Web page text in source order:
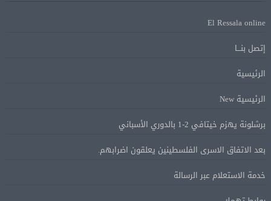
«Aucune négociation ne peut être bonne avec
spécialiste en droit commercial
إلى 6,4%
وزير الخارجية يبحث هاتفياً مع نظيره العراقي التطورات
الإقليمية
El Ressala online
إتصل بنـــا
الرئيسية
الرئيسية New
برشلونة يهزم خيتافي 2-1 بالدوري الأسباني
بعد الاتفاق الاسرى الفلسطينين يعلقون اضرابهم.
خدمة الاستعلام عبر الرسالة